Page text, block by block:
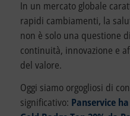
In un mercato globale
rapidi cambiamenti, la
non è solo una questione
continuità, innovazione e
del valore.
Oggi siamo orgogliosi di
significativo: Panservice